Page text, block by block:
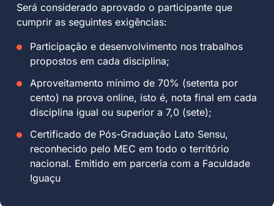
Será considerado aprovado o participante que
cumprir as seguintes exigências:
Participação e desenvolvimento nos trabalhos
propostos em cada disciplina;
Aproveitamento mínimo de 70% (setenta por
cento) na prova online, isto é, nota final em cada
disciplina igual ou superior a 7,0 (sete);
Certificado de Pós-Graduação Lato Sensu,
reconhecido pelo MEC em todo o território
nacional. Emitido em parceria com a Faculdade
Iguaçu